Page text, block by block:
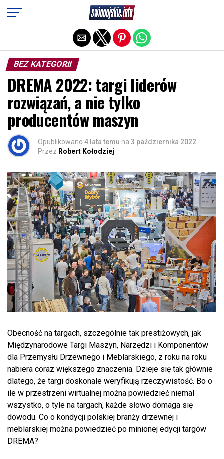
BEZ KATEGORII
DREMA 2022: targi liderów
rozwiązań, a nie tylko
producentów maszyn
Opublikowano 4 lata temu na 3 października 2022
Przez Robert Kołodziej
Obecność na targach, szczególnie tak prestiżowych, jak
Międzynarodowe Targi Maszyn, Narzędzi i Komponentów
dla Przemysłu Drzewnego i Meblarskiego, z roku na roku
nabiera coraz większego znaczenia. Dzieje się tak głównie
dlatego, że targi doskonale weryfikują rzeczywistość. Bo o
ile w przestrzeni wirtualnej można powiedzieć niemal
wszystko, o tyle na targach, każde słowo domaga się
dowodu. Co o kondycji polskiej branży drzewnej i
meblarskiej można powiedzieć po minionej edycji targów
DREMA?
Exit mobile version